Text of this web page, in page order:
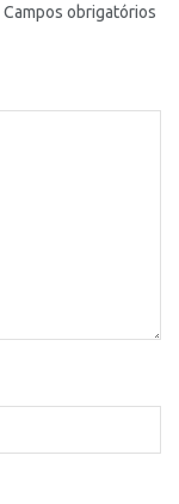
Campos obrigatórios